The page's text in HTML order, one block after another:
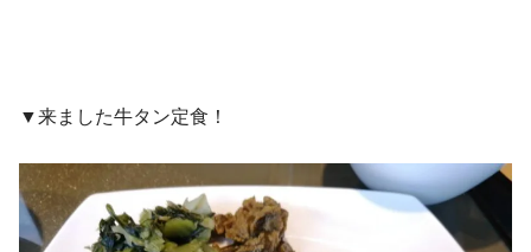
▼来ました牛タン定食！